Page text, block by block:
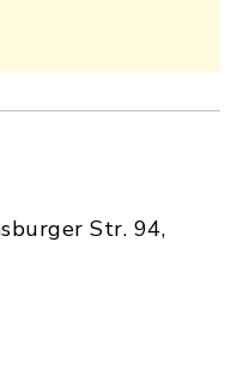
Str. 94,